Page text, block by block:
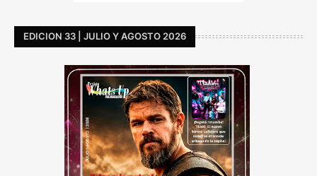
EDICION 33 | JULIO Y AGOSTO 2026